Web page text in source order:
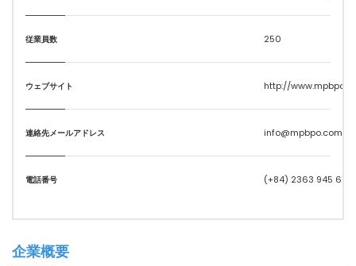
従業員数 250
ウェブサイト http://
連絡先メールアドレス info@mpbpo.com.vn
電話番号 (+84) 2363 945 679
企業概要